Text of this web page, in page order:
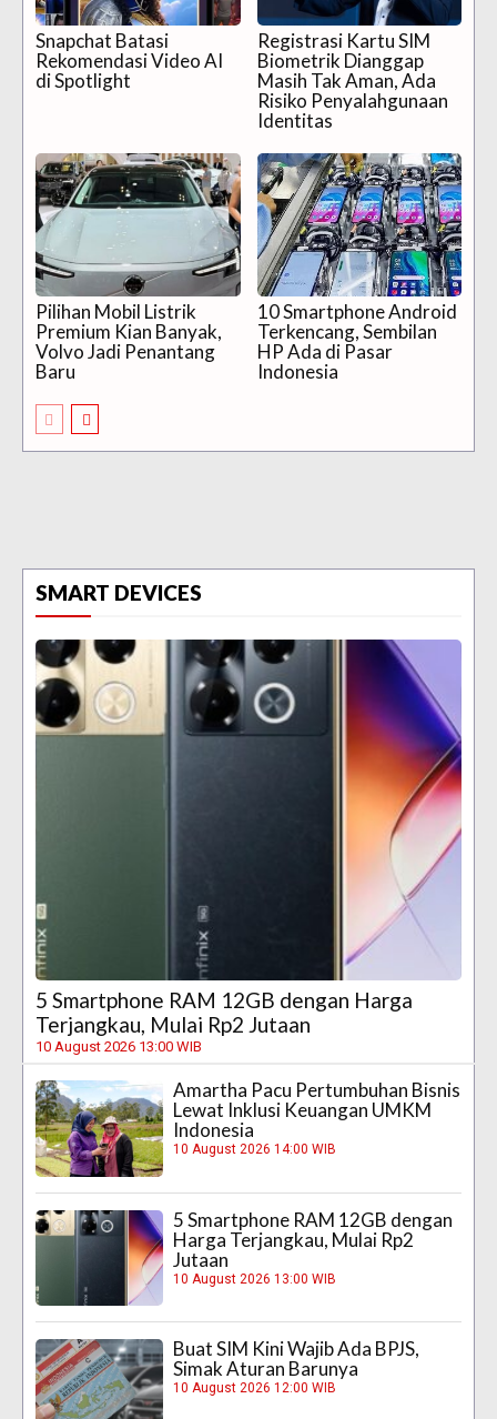
Snapchat Batasi
Rekomendasi Video AI
di Spotlight
Registrasi Kartu SIM
Biometrik Dianggap
Masih Tak Aman, Ada
Risiko Penyalahgunaan
Identitas
Pilihan Mobil Listrik
Premium Kian Banyak,
Volvo Jadi Penantang
Baru
10 Smartphone Android
Terkencang, Sembilan
HP Ada di Pasar
Indonesia
SMART DEVICES
5 Smartphone RAM 12GB dengan Harga
Terjangkau, Mulai Rp2 Jutaan
10 August 2026 13:00 WIB
Amartha Pacu Pertumbuhan Bisnis
Lewat Inklusi Keuangan UMKM
Indonesia
10 August 2026 14:00 WIB
5 Smartphone RAM 12GB dengan
Harga Terjangkau, Mulai Rp2
Jutaan
10 August 2026 13:00 WIB
Buat SIM Kini Wajib Ada BPJS,
Simak Aturan Barunya
10 August 2026 12:00 WIB